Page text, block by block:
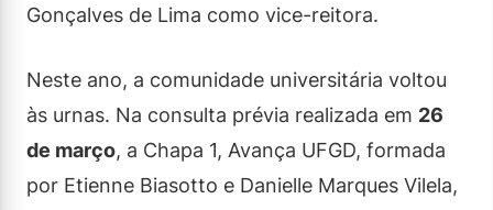
Gonçalves de Lima como vice-reitora.
Neste ano, a comunidade universitária voltou
às urnas. Na consulta prévia realizada em 26
de março, a Chapa 1, Avança UFGD, formada
por Etienne Biasotto e Danielle Marques Vilela,